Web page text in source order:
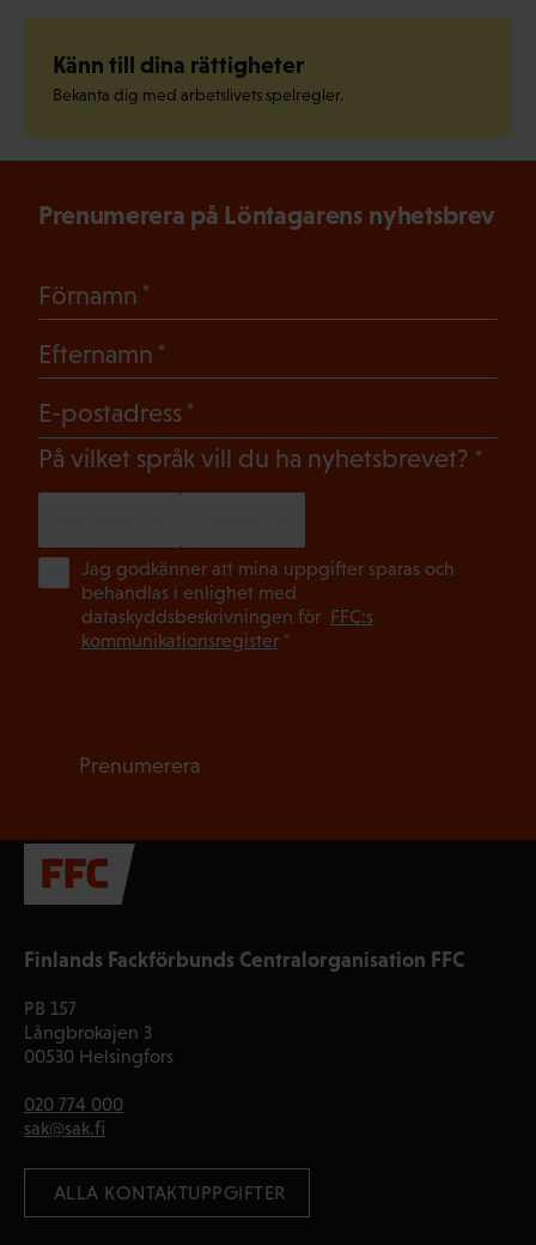
Känn till dina rättigheter
Bekanta dig med arbetslivets spelregler.
Finlands Fackförbunds Centralorganisation FFC
PB 157
Långbrokajen 3
00530 Helsingfors
020 774 000
sak@sak.fi
ALLA KONTAKTUPPGIFTER
Prenumerera på Löntagarens nyhetsbrev
Förnamn
Efternamn
E-postadress
På vilket språk vill du ha nyhetsbrevet?
Jag godkänner att mina uppgifter sparas och
behandlas i enlighet med
dataskyddsbeskrivningen för FFC:s
kommunikationsregister*
Prenumerera